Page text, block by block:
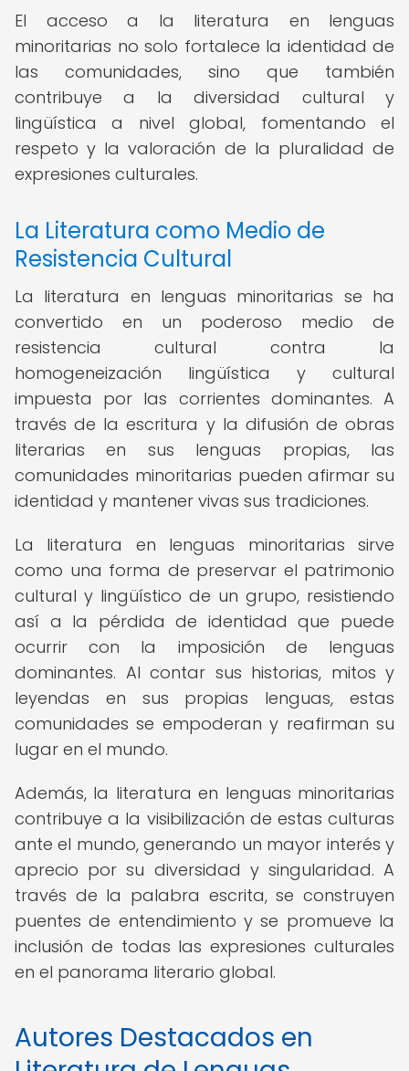
El acceso a la literatura en lenguas
minoritarias no solo fortalece la identidad de
las comunidades, sino que también
contribuye a la diversidad cultural y
lingüística a nivel global, fomentando el
respeto y la valoración de la pluralidad de
expresiones culturales.
La Literatura como Medio de
Resistencia Cultural
La literatura en lenguas minoritarias se ha
convertido en un poderoso medio de
resistencia cultural contra la
homogeneización lingüística y cultural
impuesta por las corrientes dominantes. A
través de la escritura y la difusión de obras
literarias en sus lenguas propias, las
comunidades minoritarias pueden afirmar su
identidad y mantener vivas sus tradiciones.
La literatura en lenguas minoritarias sirve
como una forma de preservar el patrimonio
cultural y lingüístico de un grupo, resistiendo
así a la pérdida de identidad que puede
ocurrir con la imposición de lenguas
dominantes. Al contar sus historias, mitos y
leyendas en sus propias lenguas, estas
comunidades se empoderan y reafirman su
lugar en el mundo.
Además, la literatura en lenguas minoritarias
contribuye a la visibilización de estas culturas
ante el mundo, generando un mayor interés y
aprecio por su diversidad y singularidad. A
través de la palabra escrita, se construyen
puentes de entendimiento y se promueve la
inclusión de todas las expresiones culturales
en el panorama literario global.
Autores Destacados en